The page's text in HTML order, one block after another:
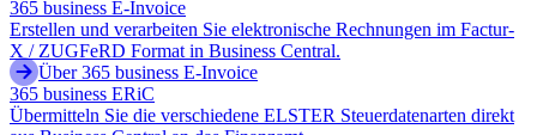
365 business E-Invoice
Erstellen und verarbeiten Sie elektronische Rechnungen im Factur-
X / ZUGFeRD Format in Business Central.
Über 365 business E-Invoice
365 business ERiC
Übermitteln Sie die verschiedene ELSTER Steuerdatenarten direkt